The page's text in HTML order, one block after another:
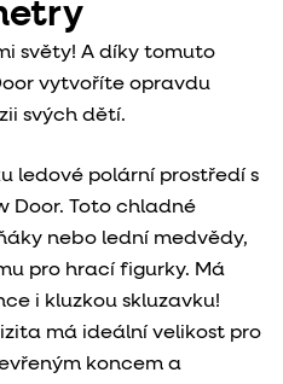
světy! A díky tomuto
vytvoříte opravdu
svých dětí.
ledové polární prostředí s
Door. Toto chladné
nebo lední medvědy,
pro hrací figurky. Má
i kluzkou skluzavku!
má ideální velikost pro
koncem a